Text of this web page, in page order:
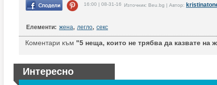
16:00 | 08-31-16 Източник: Beu.bg | Автор:
Елементи: жена, легло, секс
Коментари към "5 неща, които не трябва да казвате на
Интересно